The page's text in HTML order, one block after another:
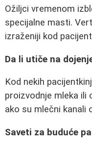
Ožiljci vremenom
specijalne masti.
izraženiji kod
Da li utiče na
Kod nekih
proizvodnje mleka ili
ako su mlečni kanali
Saveti za buduće